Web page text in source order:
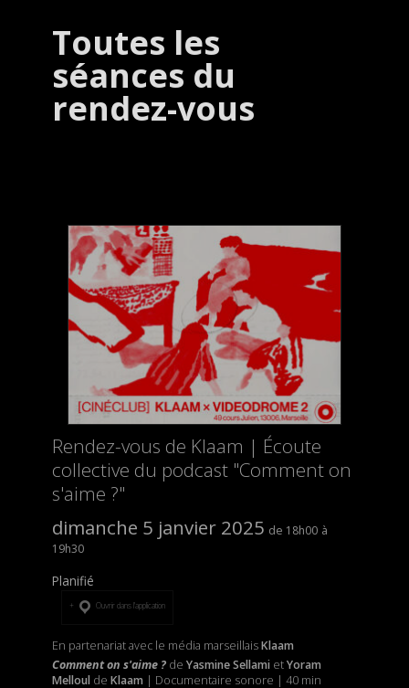
Toutes les
séances du
rendez-vous
Rendez-vous de Klaam | Écoute
collective du podcast "Comment on
s'aime ?"
dimanche 5 janvier 2025
18h00
19h30
Planifié
Ouvrir dans l’application
En partenariat avec le média marseillaisKlaam
Comment on s'aime ?de Yasmine Sellami etYoram
Melloul de Klaam | Documentaire sonore | 40 min